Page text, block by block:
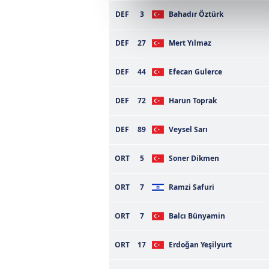
Sizlere daha iyi bir hizmet
amacıyla kullanılmaktadır.
butonuna tıklayabilir,
Çerez
6698 sayılı Kişisel Verilerin
DEF 3 Bahadır Öztürk
DEF 27 Mert Yılmaz
DEF 44 Efecan Gulerce
DEF 72 Harun Toprak
DEF 89 Veysel Sarı
ORT 5 Soner Dikmen
ORT 7 Ramzi Safuri
ORT 7 Balcı Bünyamin
ORT 17 Erdoğan Yeşilyurt